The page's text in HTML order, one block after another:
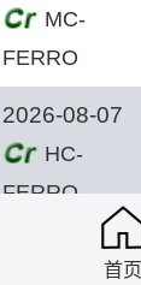
MC-
FERRO
2026-08-07
HC-
FERRO
2026-08-07
首页